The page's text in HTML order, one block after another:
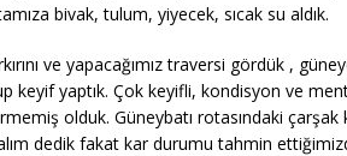
bivak, tulum, yiyecek, sıcak su aldık.
ve yapacağımız traversi gördük ,
keyif yaptık. Çok keyifli, kondisyon ve
olduk. Güneybatı rotasındaki
dedik fakat kar durumu tahmin